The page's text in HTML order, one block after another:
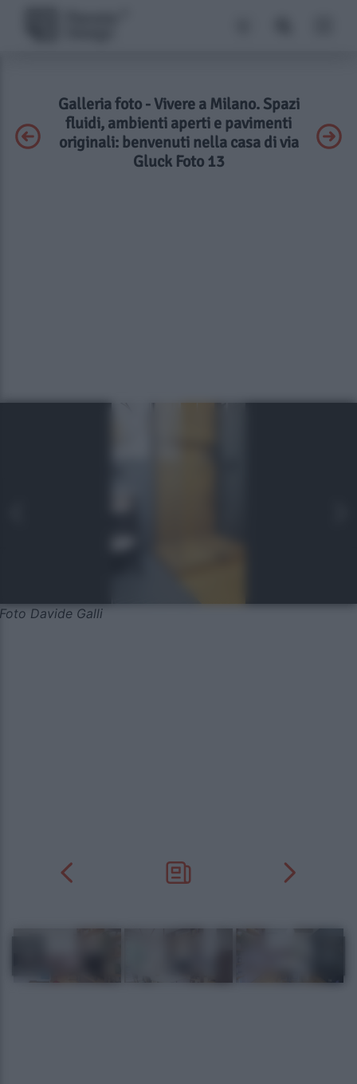
Galleria foto - Vivere a Milano. Spazi
fluidi, ambienti aperti e pavimenti
originali: benvenuti nella casa di via
Gluck Foto 13
Foto Davide Galli